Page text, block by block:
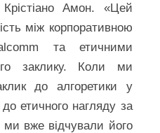
Крістіано Амон. «Цей
між корпоративною
та етичними
заклику. Коли ми
до алгоретики у
етичного нагляду за
ми вже відчували його